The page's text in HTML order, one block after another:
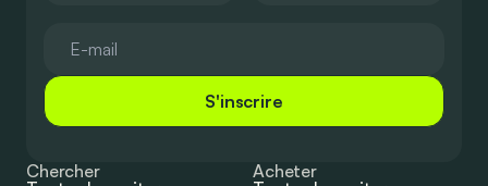
S'inscrire
Chercher
Acheter